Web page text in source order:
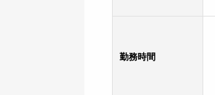
勤務時間